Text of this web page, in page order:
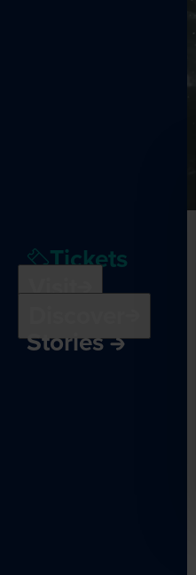
Tickets
Visit
Stories